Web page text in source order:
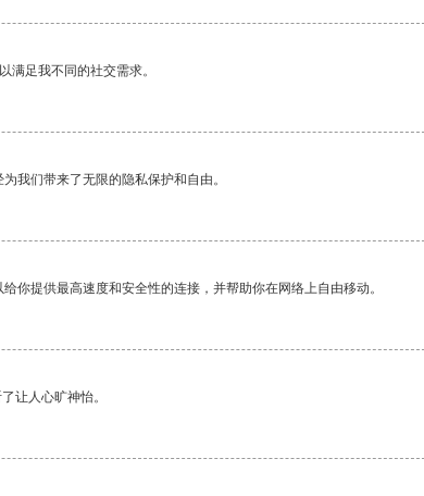
满足我不同的社交需求。
我们带来了无限的隐私保护和自由。
你提供最高速度和安全性的连接，并帮助你在网络上自由移动。
让人心旷神怡。